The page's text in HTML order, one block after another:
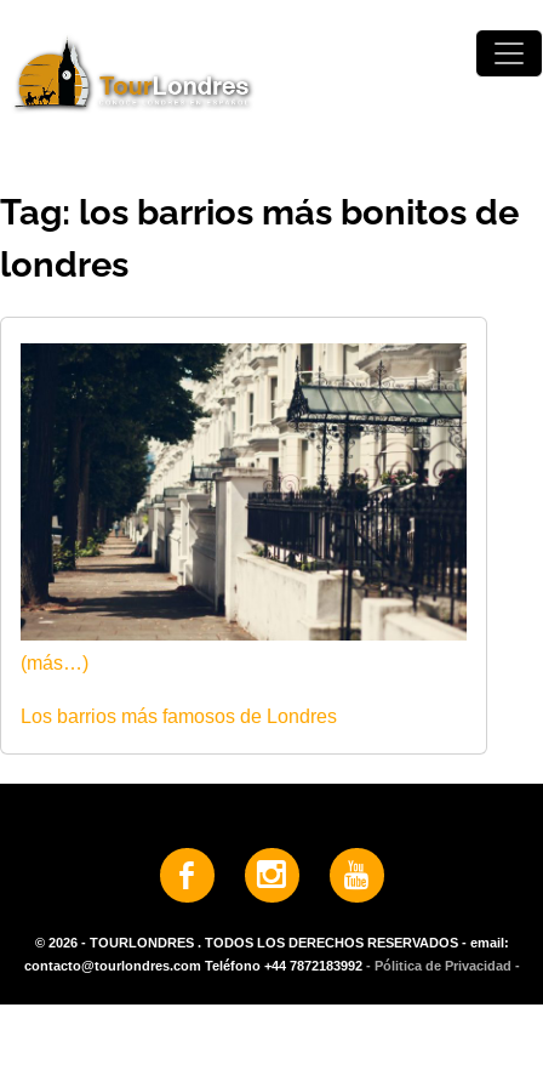
Tag: los barrios más bonitos de
londres
(más…)
Los barrios más famosos de Londres
© 2026 - TOURLONDRES . TODOS LOS DERECHOS RESERVADOS - email:
contacto@tourlondres.com Teléfono +44 7872183992 - Pólitica de Privacidad -